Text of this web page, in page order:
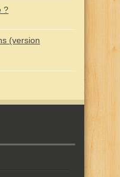
?
(version